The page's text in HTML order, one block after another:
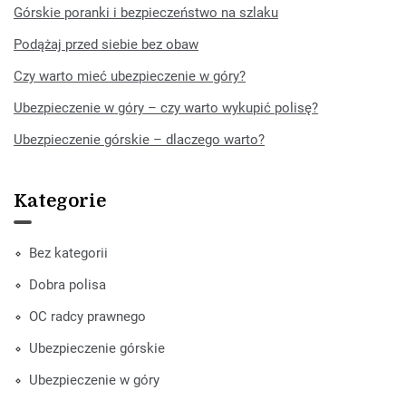
Górskie poranki i bezpieczeństwo na szlaku
Podążaj przed siebie bez obaw
Czy warto mieć ubezpieczenie w góry?
Ubezpieczenie w góry – czy warto wykupić polisę?
Ubezpieczenie górskie – dlaczego warto?
Kategorie
Bez kategorii
Dobra polisa
OC radcy prawnego
Ubezpieczenie górskie
Ubezpieczenie w góry